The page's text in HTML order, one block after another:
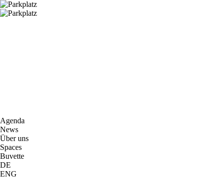
Agenda
News
Über uns
Spaces
Buvette
DE
ENG